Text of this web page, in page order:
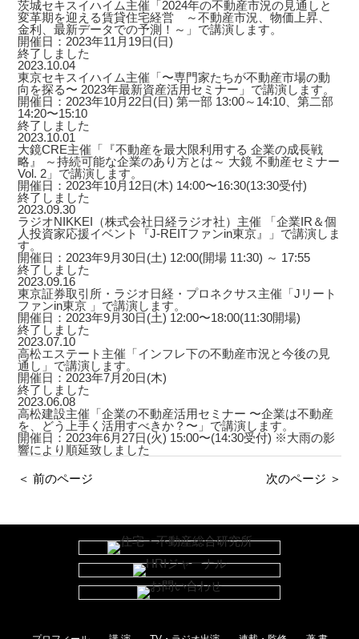
茨城セキスイハイム主催「2024年の不動産市況の見通しと
変革期を迎える賃貸住宅経営 ～不動産市況、物価上昇、
金利、最新データでの予測！～」で講演します。
開催日：2023年11月19日(日)
終了しました
2023.10.04
東京セキスイハイム主催「〜専門家たちが不動産市場の動
向を探る〜 2023年最新資産活用セミナー」で講演します。
開催日：2023年10月22日(日) 第一部 13:00～14:10、第二部
14:20〜15:10
終了しました
2023.10.01
大鏡CRE主催「『不動産を最大限利用する 企業の成長戦
略』 ～持続可能な企業のあり方とは～ 大鏡 不動産セミナー
Vol. 2」で講演します。
開催日：2023年10月12日(木) 14:00〜16:30(13:30受付)
終了しました
2023.09.30
ラジオNIKKEI（株式会社日経ラジオ社）主催 「企業IR＆個
人投資家応援イベント『J-REITファンin東京』」で講演しま
す。
開催日：2023年9月30日(土) 12:00(開場 11:30) ～ 17:55
終了しました
2023.09.16
東京証券取引所・ラジオ日経・プロネクサス主催「Jリート
ファンin東京 」で講演します。
開催日：2023年9月30日(土) 12:00〜18:00(11:30開場)
終了しました
2023.07.10
高松エステート主催「インフレ下の不動産市況と今後の見
通し」で講演します。
開催日：2023年7月20日(木)
終了しました
2023.06.08
高松建設主催「企業の不動産活用セミナー 〜企業は不動産
を、どう上手く活用すべきか？〜」で講演します。
開催日：2023年6月27日(火) 15:00〜(14:30受付) ※大雨の影
響により順延致しました
＜ 前のページ 次のページ ＞